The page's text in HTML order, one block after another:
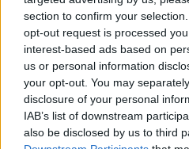
section to confirm your
opt-out request is processed
interest-based ads based on
us or personal information
your opt-out. You may
disclosure of your personal
IAB’s list of downstream
also be disclosed by us to third
PvE-
taktikai
egy
délkelet-
sújt.